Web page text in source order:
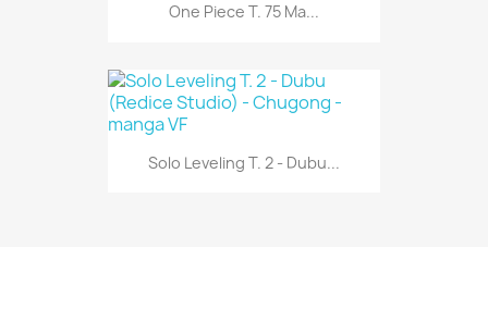
One Piece T. 75 Ma...
Solo Leveling T. 2 - Dubu...